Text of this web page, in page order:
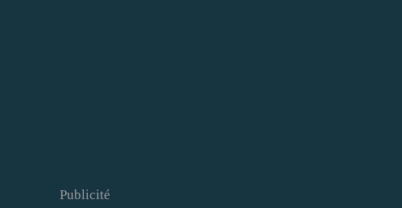
Publicité